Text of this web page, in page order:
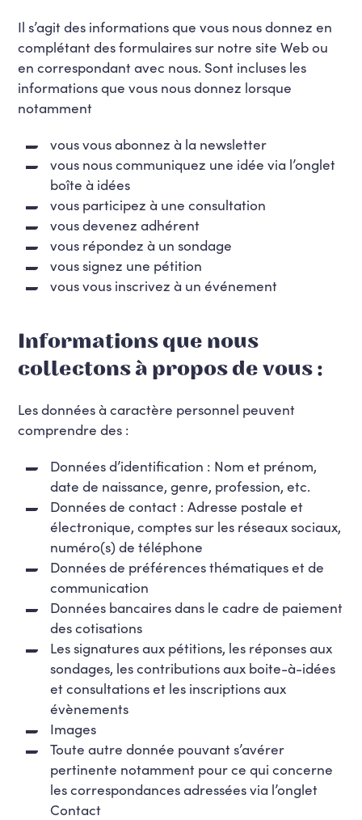
Il s’agit des informations que vous nous donnez en
complétant des formulaires sur notre site Web ou
en correspondant avec nous. Sont incluses les
informations que vous nous donnez lorsque
notamment
vous vous abonnez à la newsletter
vous nous communiquez une idée via l’onglet
boîte à idées
vous participez à une consultation
vous devenez adhérent
vous répondez à un sondage
vous signez une pétition
vous vous inscrivez à un événement
Informations que nous
collectons à propos de vous :
Les données à caractère personnel peuvent
comprendre des :
Données d’identification : Nom et prénom,
date de naissance, genre, profession, etc.
Données de contact : Adresse postale et
électronique, comptes sur les réseaux sociaux,
numéro(s) de téléphone
Données de préférences thématiques et de
communication
Données bancaires dans le cadre de paiement
des cotisations
Les signatures aux pétitions, les réponses aux
sondages, les contributions aux boite-à-idées
et consultations et les inscriptions aux
évènements
Images
Toute autre donnée pouvant s’avérer
pertinente notamment pour ce qui concerne
les correspondances adressées via l’onglet
Contact